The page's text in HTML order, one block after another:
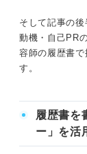
そして記事の
動機・自己PR
容師の履歴書で
す。
履歴書を
ー」を活
志望先の求
美容師を目
一人前のス
手書きでは
える